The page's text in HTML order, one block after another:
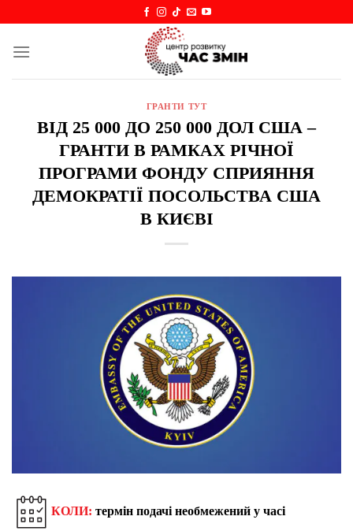
content
ГРАНТИ ТУТ
ВІД 25 000 ДО 250 000 ДОЛ США –
ГРАНТИ В РАМКАХ РІЧНОЇ
ПРОГРАМИ ФОНДУ СПРИЯННЯ
ДЕМОКРАТІЇ ПОСОЛЬСТВА США
В КИЄВІ
КОЛИ: термін подачі необмежений у часі